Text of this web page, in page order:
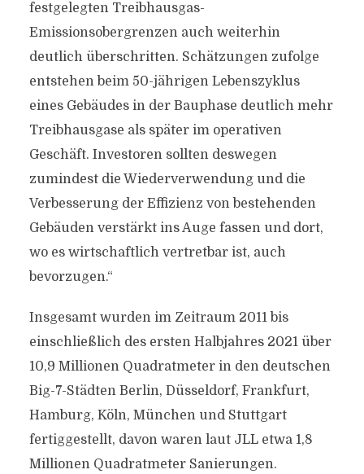
festgelegten Treibhausgas-
Emissionsobergrenzen auch weiterhin
deutlich überschritten. Schätzungen zufolge
entstehen beim 50-jährigen Lebenszyklus
eines Gebäudes in der Bauphase deutlich mehr
Treibhausgase als später im operativen
Geschäft. Investoren sollten deswegen
zumindest die Wiederverwendung und die
Verbesserung der Effizienz von bestehenden
Gebäuden verstärkt ins Auge fassen und dort,
wo es wirtschaftlich vertretbar ist, auch
bevorzugen.“
Insgesamt wurden im Zeitraum 2011 bis
einschließlich des ersten Halbjahres 2021 über
10,9 Millionen Quadratmeter in den deutschen
Big-7-Städten Berlin, Düsseldorf, Frankfurt,
Hamburg, Köln, München und Stuttgart
fertiggestellt, davon waren laut JLL etwa 1,8
Millionen Quadratmeter Sanierungen.